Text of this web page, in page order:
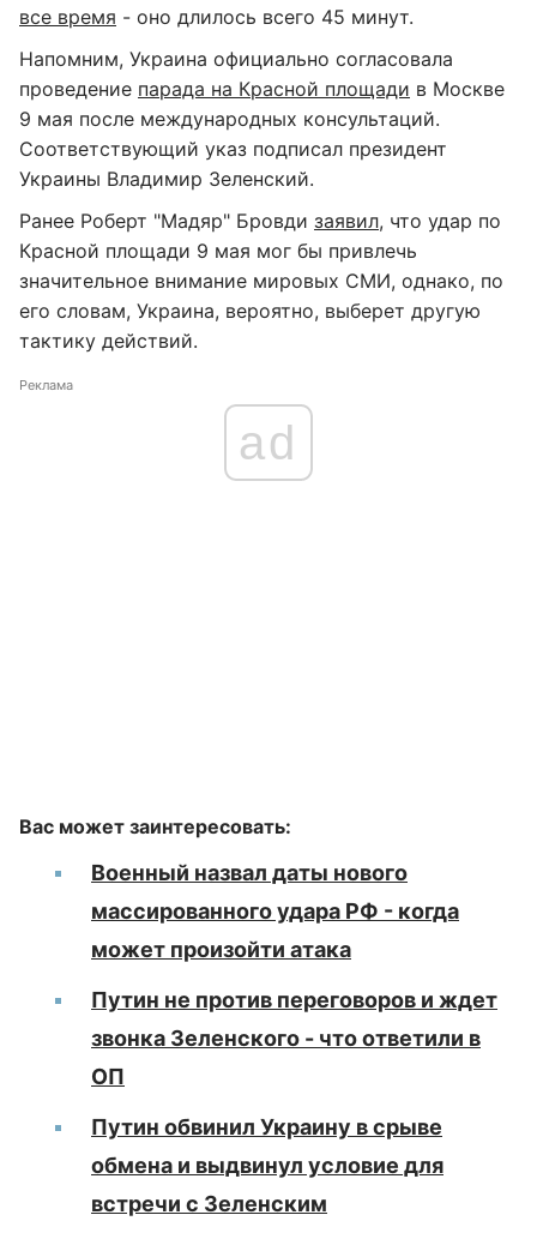
все время - оно длилось всего 45 минут.
Напомним, Украина официально согласовала
проведение парада на Красной площади в Москве
9 мая после международных консультаций.
Соответствующий указ подписал президент
Украины Владимир Зеленский.
Ранее Роберт "Мадяр" Бровди заявил, что удар по
Красной площади 9 мая мог бы привлечь
значительное внимание мировых СМИ, однако, по
его словам, Украина, вероятно, выберет другую
тактику действий.
Реклама
ad
Вас может заинтересовать:
Военный назвал даты нового
массированного удара РФ - когда
может произойти атака
Путин не против переговоров и ждет
звонка Зеленского - что ответили в
ОП
Путин обвинил Украину в срыве
обмена и выдвинул условие для
встречи с Зеленским